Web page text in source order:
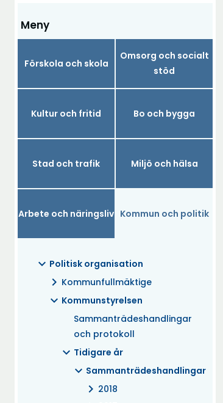
Meny
Förskola och skola
Omsorg och socialt
stöd
Kultur och fritid Bo och bygga
Stad och trafik Miljö och hälsa
Arbete och näringsliv Kommun och politik
expand_more Politisk organisation
chevron_right Kommunfullmäktige
expand_more Kommunstyrelsen
Sammanträdeshandlingar
och protokoll
expand_more Tidigare år
expand_more Sammanträdeshandlingar
chevron_right 2018